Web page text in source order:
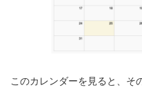
このカレンダーを見ると、そ